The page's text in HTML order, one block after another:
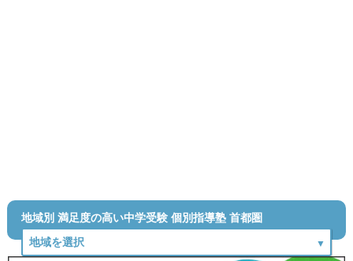
地域別 満足度の高い中学受験 個別指導塾 首都圏